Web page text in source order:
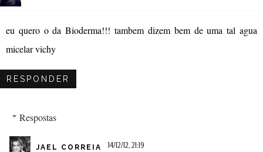
eu quero o da Bioderma!!! tambem dizem bem de uma tal agua
micelar vichy
RESPONDER
Respostas
JAEL CORREIA 14/12/12, 21:19